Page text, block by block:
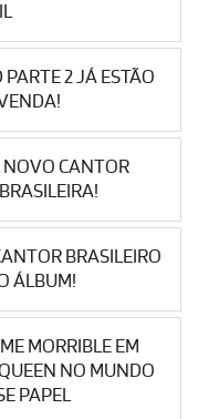
PARTE 2 JÁ ESTÃO
NOVO CANTOR
BRASILEIRO
ÁLBUM!
MORRIBLE EM
NO MUNDO
PAPEL